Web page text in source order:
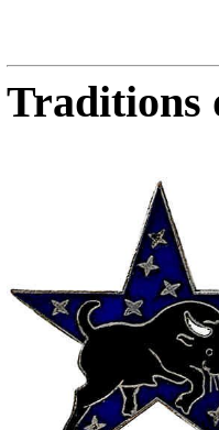
Traditions